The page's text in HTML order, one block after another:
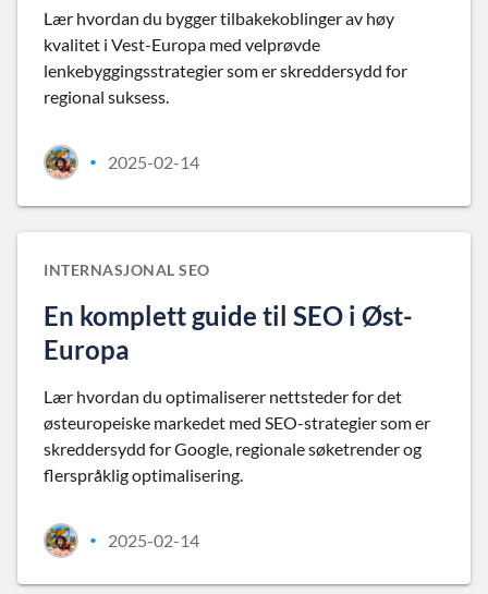
Lær hvordan du bygger tilbakekoblinger av høy
kvalitet i Vest-Europa med velprøvde
lenkebyggingsstrategier som er skreddersydd for
regional suksess.
• 2025-02-14
INTERNASJONAL SEO
En komplett guide til SEO i Øst-
Europa
Lær hvordan du optimaliserer nettsteder for det
østeuropeiske markedet med SEO-strategier som er
skreddersydd for Google, regionale søketrender og
flerspråklig optimalisering.
• 2025-02-14